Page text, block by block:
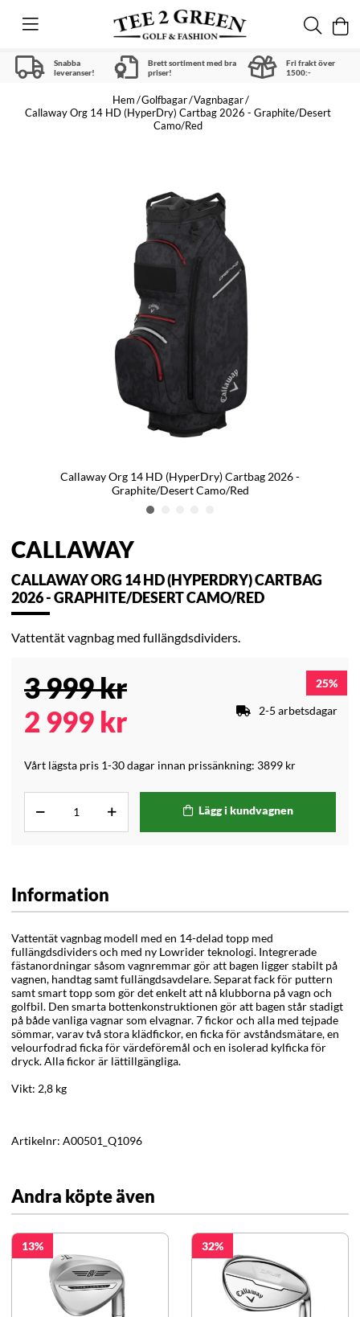
Snabba
leveranser!
Brett sortiment med bra
priser!
Fri frakt över
1500:-
Hem Golfbagar Vagnbagar
Callaway Org 14 HD (HyperDry) Cartbag 2026 - Graphite/Desert
Camo/Red
Callaway Org 14 HD (HyperDry) Cartbag 2026 -
Graphite/Desert Camo/Red
CALLAWAY
CALLAWAY ORG 14 HD (HYPERDRY) CARTBAG
2026 - GRAPHITE/DESERT CAMO/RED
Vattentät vagnbag med fullängdsdividers.
3 999kr
2 999 kr
Vårt lägsta pris 1-30 dagar innan prissänkning: 3899 kr
25
2-5 arbetsdagar
Lägg i kundvagnen
Information
Vattentät vagnbag modell med en 14-delad topp med
fullängdsdividers och med ny Lowrider teknologi. Integrerade
fästanordningar såsom vagnremmar gör att bagen ligger stabilt på
vagnen, handtag samt fullängdsavdelare. Separat fack för puttern
samt smart topp som gör det enkelt att nå klubborna på vagn och
golfbil. Den smarta bottenkonstruktionen gör att bagen står stadigt
på både vanliga vagnar som elvagnar. 7 fickor och alla med tejpade
sömmar, varav två stora klädfickor, en ficka för avståndsmätare, en
velourfodrad ficka för värdeföremål och en isolerad kylficka för
dryck. Alla fickor är lättillgängliga.
Vikt: 2,8 kg
Artikelnr: A00501_Q1096
Andra köpte även
13 32